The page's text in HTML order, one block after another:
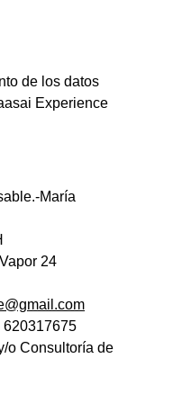
de los datos
Experience
María
24
620317675
o Consultoría de